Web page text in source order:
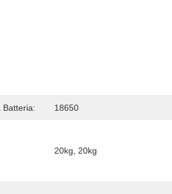
Batteria: 18650
20kg, 20kg